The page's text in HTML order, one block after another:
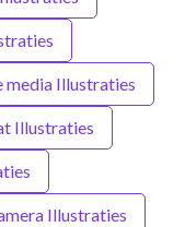
media Illustraties
Illustraties
Illustraties